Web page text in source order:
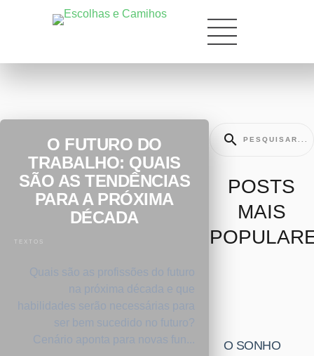
O FUTURO DO
TRABALHO: QUAIS
SÃO AS TENDÊNCIAS
PARA A PRÓXIMA
DÉCADA
TEXTOS
Quais são as profissões do futuro
na próxima década e que
habilidades serão necessárias para
ser bem sucedido no futuro?
Cenário aponta para novas fun...
POSTS
MAIS
O SONHO